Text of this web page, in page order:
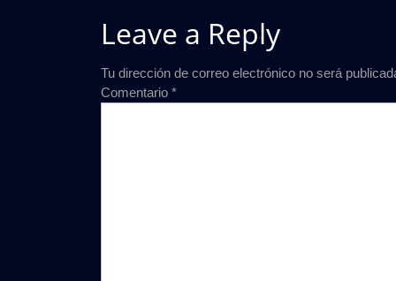
Leave a Reply
Tu dirección de correo electrónico no será
Comentario *